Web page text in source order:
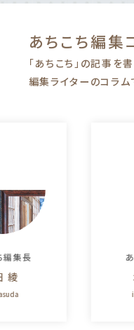
あちこち編集
「あちこち」の記事を書
編集ライターのコラム
編集長
綾